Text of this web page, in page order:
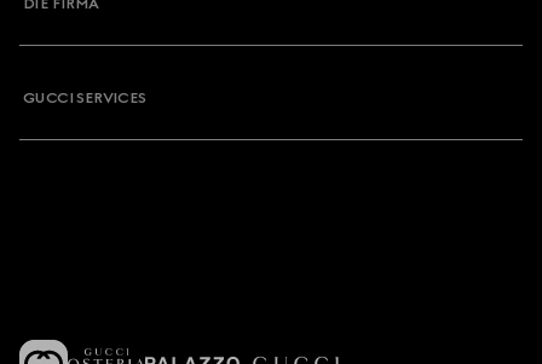
DIE FIRMA
GUCCI SERVICES